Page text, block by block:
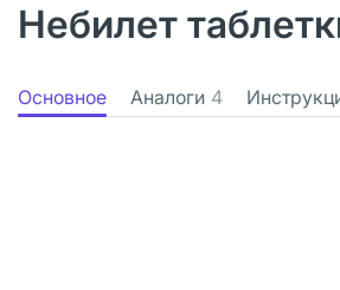
Небилет
Основное Аналоги 4